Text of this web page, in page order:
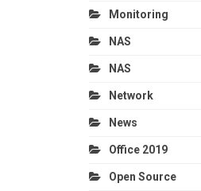
Monitoring
NAS
NAS
Network
News
Office 2019
Open Source